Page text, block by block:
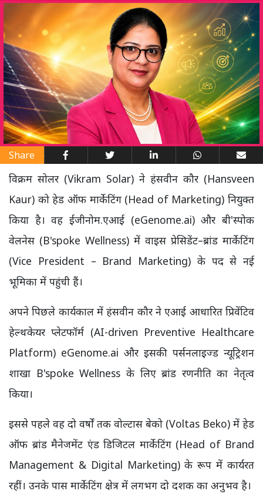
Share
विक्रम सोलर (Vikram Solar) ने हंसवीन कौर (Hansveen
Kaur) को हेड ऑफ मार्केटिंग (Head of Marketing) नियुक्त
किया है। वह ईजीनोम.एआई (eGenome.ai) और बी'स्पोक
वेलनेस (B'spoke Wellness) में वाइस प्रेसिडेंट–ब्रांड मार्केटिंग
(Vice President – Brand Marketing) के पद से नई
भूमिका में पहुंची हैं।
अपने पिछले कार्यकाल में हंसवीन कौर ने एआई आधारित प्रिवेंटिव
हेल्थकेयर प्लेटफॉर्म (AI-driven Preventive Healthcare
Platform) eGenome.ai और इसकी पर्सनलाइज्ड न्यूट्रिशन
शाखा B'spoke Wellness के लिए ब्रांड रणनीति का नेतृत्व
किया।
इससे पहले वह दो वर्षों तक वोल्टास बेको (Voltas Beko) में हेड
ऑफ ब्रांड मैनेजमेंट एंड डिजिटल मार्केटिंग (Head of Brand
Management & Digital Marketing) के रूप में कार्यरत
रहीं। उनके पास मार्केटिंग क्षेत्र में लगभग दो दशक का अनुभव है।